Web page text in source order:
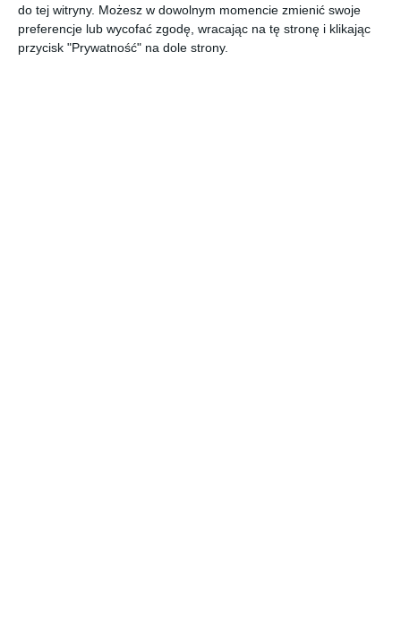
do tej witryny. Możesz w dowolnym momencie zmienić swoje
preferencje lub wycofać zgodę, wracając na tę stronę i klikając
przycisk "Prywatność" na dole strony.